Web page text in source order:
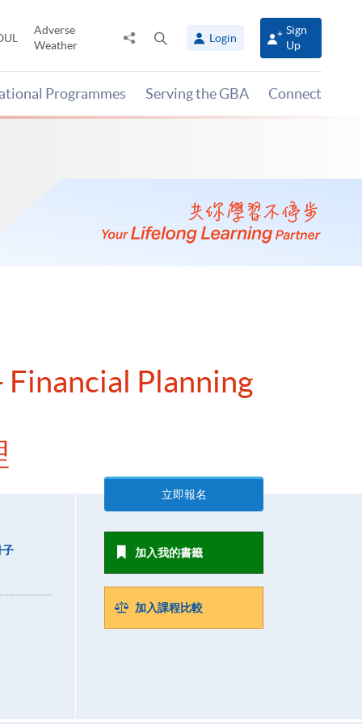
Adverse
Weather
Share
panel
Login
Sign
Up
Programmes Serving the GBA Connect
Planning
子
立即報名
加入我的書籤
加入課程比較